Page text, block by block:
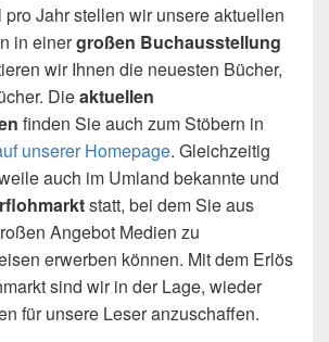
Jahr stellen wir unsere aktuellen
in einergroßen Buchausstellung
wir Ihnen die neuesten Bücher,
Dieaktuellen
finden Sie auch zum Stöbern in
unserer Homepage. Gleichzeitig
auch im Umland bekannte und
statt, bei dem Sie aus
Angebot Medien zu
erwerben können. Mit dem Erlös
sind wir in der Lage, wieder
für unsere Leser anzuschaffen.